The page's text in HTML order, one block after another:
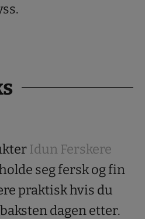
Idun Ferskere
seg fersk og fin
praktisk hvis du
dagen etter.